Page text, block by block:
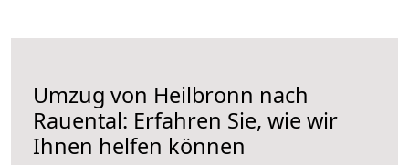
Umzug von Heilbronn nach
Rauental: Erfahren Sie, wie wir
Ihnen helfen können